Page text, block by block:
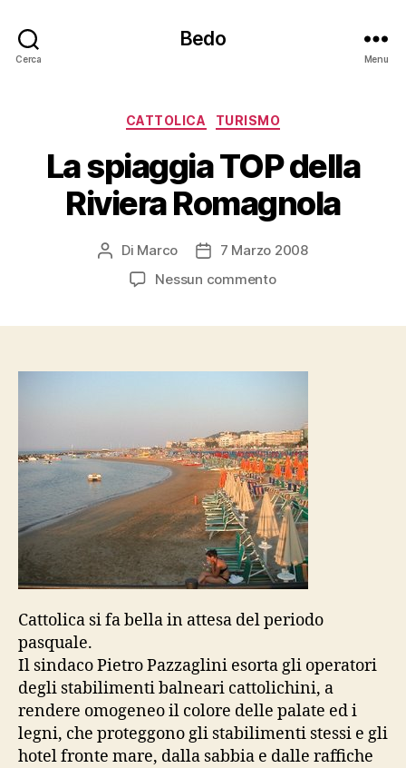
Cerca
Bedo
Menu
Categorie
CATTOLICA TURISMO
La spiaggia TOP della
Riviera Romagnola
Autore
articolo
Di Marco
Data7 Marzo 2008
Nessun commentosu
Cattolica si fa bella in attesa del periodo
pasquale.
Il sindaco Pietro Pazzaglini esorta gli operatori
degli stabilimenti balneari cattolichini, a
rendere omogeneo il colore delle palate ed i
legni, che proteggono gli stabilimenti stessi e gli
hotel fronte mare, dalla sabbia e dalle raffiche